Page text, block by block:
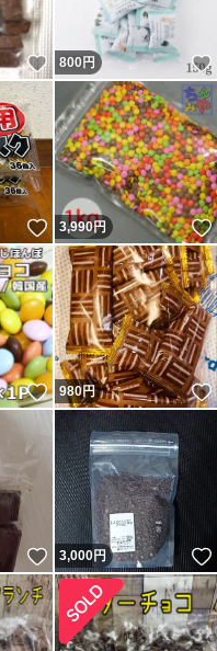
いいね！
800 円
いいね！
3,990円
いいね！
980円
いいね！
3,000円